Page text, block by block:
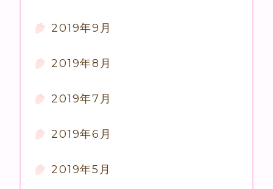
2019年9月
2019年8月
2019年7月
2019年6月
2019年5月